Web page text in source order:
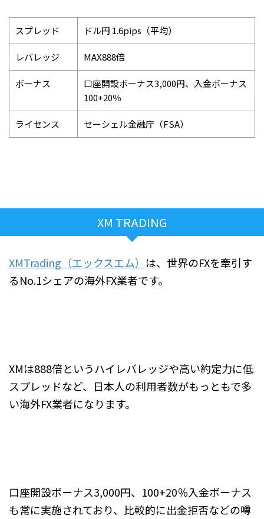
スプレッド ドル円 1.6pips（平均）
レバレッジ MAX888倍
ボーナス
口座開設ボーナス3,000円、入金ボーナス
100+20％
ライセンス セーシェル金融庁（FSA）
XM TRADING
XMTrading（エックスエム） は、世界のFXを牽引す
るNo.1シェアの海外FX業者です。
XMは888倍というハイレバレッジや高い約定力に低
スプレッドなど、日本人の利用者数がもっともで多
い海外FX業者になります。
口座開設ボーナス3,000円、100+20％入金ボーナス
も常に実施されており、比較的に出金拒否などの噂